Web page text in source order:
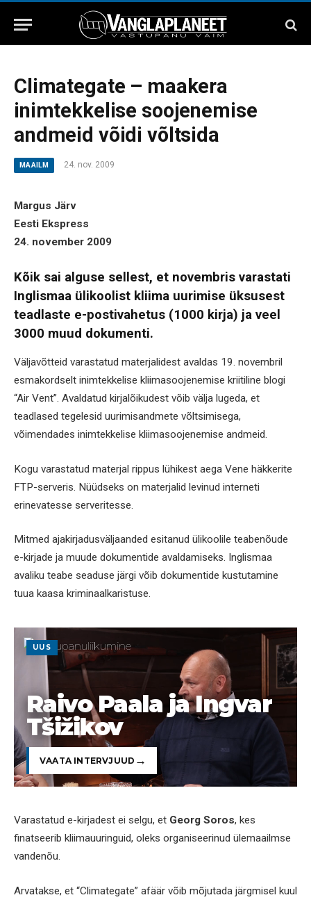
Climategate – maakera
inimtekkelise soojenemise
andmeid võidi võltsida
MAAILM 24. nov. 2009
Margus Järv
Eesti Ekspress
24. november 2009
Kõik sai alguse sellest, et novembris varastati
Inglismaa ülikoolist kliima uurimise üksusest
teadlaste e-postivahetus (1000 kirja) ja veel
3000 muud dokumenti.
Väljavõtteid varastatud materjalidest avaldas 19. novembril
esmakordselt inimtekkelise kliimasoojenemise kriitiline blogi
“Air Vent”. Avaldatud kirjalõikudest võib välja lugeda, et
teadlased tegelesid uurimisandmete võltsimisega,
võimendades inimtekkelise kliimasoojenemise andmeid.
Kogu varastatud materjal rippus lühikest aega Vene häkkerite
FTP-serveris. Nüüdseks on materjalid levinud interneti
erinevatesse serveritesse.
Mitmed ajakirjadusväljaanded esitanud ülikoolile teabenõude
e-kirjade ja muude dokumentide avaldamiseks. Inglismaa
avaliku teabe seaduse järgi võib dokumentide kustutamine
tuua kaasa kriminaalkaristuse.
UUS
Raivo Paala ja Ingvar
Tšižikov
VAATA INTERVJUUD
Varastatud e-kirjadest ei selgu, et Georg Soros, kes
finatseerib kliimauuringuid, oleks organiseerinud ülemaailmse
vandenõu.
Arvatakse, et “Climategate” afäär võib mõjutada järgmisel kuul